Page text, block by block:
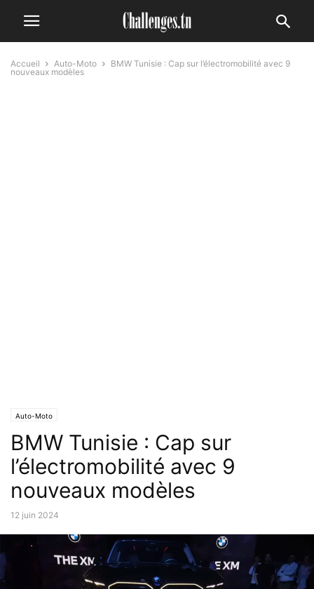
Accueil Auto-Moto
BMW Tunisie : Cap sur l’électromobilité avec 9
nouveaux modèles
Auto-Moto
BMW Tunisie : Cap sur
l’électromobilité avec 9
nouveaux modèles
12 juin 2024